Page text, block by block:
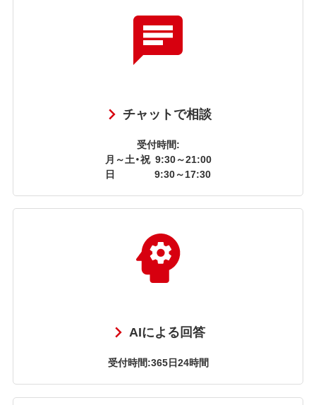
チャットで相談
受付時間:
月～土・祝 9:30～21:00
日
9:30～17:30
AIによる回答
受付時間:365日24時間